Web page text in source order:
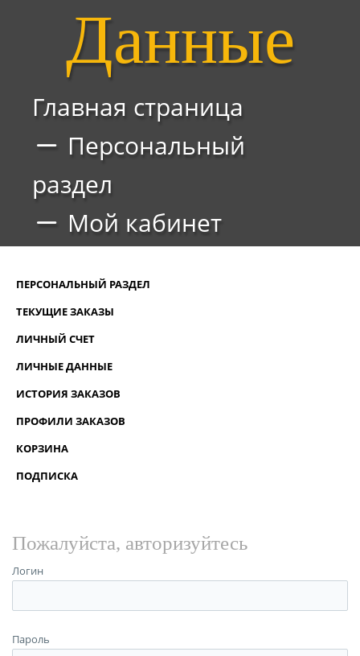
Данные
Главная страница
Персональный
раздел
Мой кабинет
ПЕРСОНАЛЬНЫЙ РАЗДЕЛ
ТЕКУЩИЕ ЗАКАЗЫ
ЛИЧНЫЙ СЧЕТ
ЛИЧНЫЕ ДАННЫЕ
ИСТОРИЯ ЗАКАЗОВ
ПРОФИЛИ ЗАКАЗОВ
КОРЗИНА
ПОДПИСКА
Пожалуйста, авторизуйтесь
Логин
Пароль